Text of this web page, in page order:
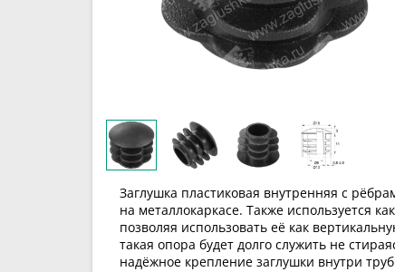
Заглушка пластиковая внутренняя с
на металлокаркасе. Также используется
позволяя использовать её как
такая опора будет долго служить не
надёжное крепление заглушки внутри